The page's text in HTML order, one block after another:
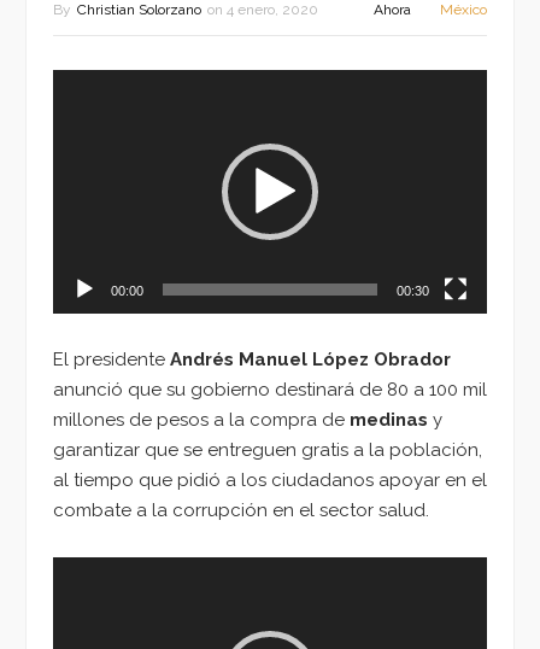
By Christian Solorzano on 4 enero, 2020 Ahora México
00:00 00:30
El presidente Andrés Manuel López Obrador
anunció que su gobierno destinará de 80 a 100 mil
millones de pesos a la compra de medinas y
garantizar que se entreguen gratis a la población,
al tiempo que pidió a los ciudadanos apoyar en el
combate a la corrupción en el sector salud.